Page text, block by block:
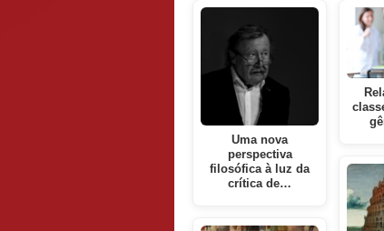
Uma nova
perspectiva
filosófica à luz da
crítica de…